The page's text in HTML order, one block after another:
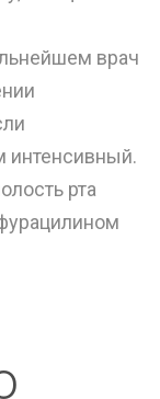
врач
интенсивный.
рта